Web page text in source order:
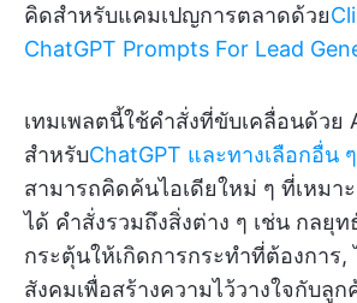
คิดสำหรับแคมเปญการตลาดด้วย
ChatGPT Prompts For Lead
เทมเพลตนี้ใช้คำสั่งที่ขับเคลื่อนด้วย
สำหรับChatGPT และทางเลือกอื่น ๆ
สามารถคิดค้นไอเดียใหม่ ๆ ที่เหม
ได้ คำสั่งรวมถึงสิ่งต่าง ๆ เช่น กลยุ
กระตุ้นให้เกิดการกระทำที่ต้องการ,
สังคมเพื่อสร้างความไว้วางใจกับลู